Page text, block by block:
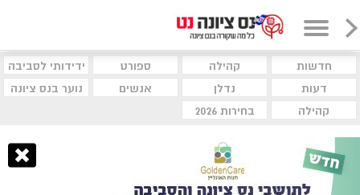
חדשות קהילה ספורט
ידידותי לסביבה
דעות
נדלן אנשים
נוער בנס ציונה
קהילה
בחירות 2026